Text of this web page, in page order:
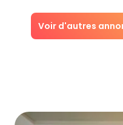
Voir d'autres